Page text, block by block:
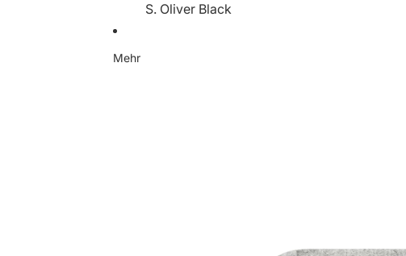
S. Oliver Black
Mehr